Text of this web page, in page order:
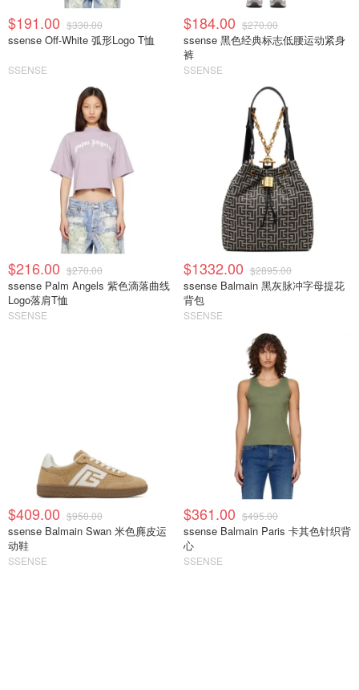
$191.00 $330.00
ssense Off-White 弧形Logo T恤
SSENSE
$184.00 $270.00
ssense 黑色经典标志低腰运动紧身
裤
SSENSE
$216.00 $270.00
ssense Palm Angels 紫色滴落曲线
Logo落肩T恤
SSENSE
$1332.00 $2895.00
ssense Balmain 黑灰脉冲字母提花
背包
SSENSE
$409.00 $950.00
ssense Balmain Swan 米色麂皮运
动鞋
SSENSE
$361.00 $495.00
ssense Balmain Paris 卡其色针织背
心
SSENSE